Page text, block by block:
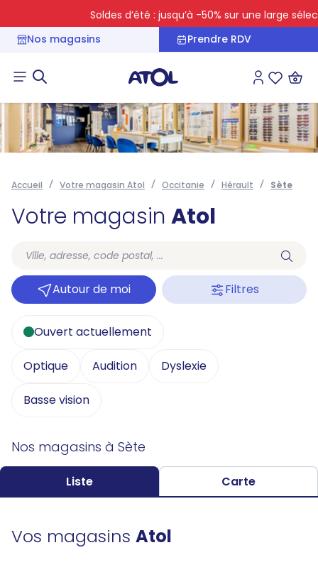
Soldes d’été : jusqu’à -50% sur une large
Nos magasins
Prendre RDV
Connexion
Accueil Votre magasin Atol Occitanie Hérault Sète
Votre magasin Atol
Autour de moi Filtres
Ouvert actuellement
Optique Audition Dyslexie
Basse vision
Nos magasins à Sète
Liste Carte
Vos magasins Atol